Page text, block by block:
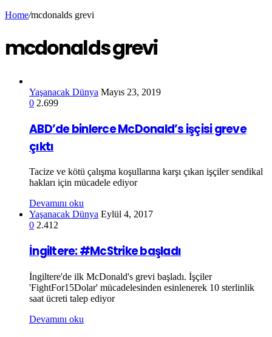
Home/mcdonalds grevi
mcdonalds grevi
Yaşanacak Dünya Mayıs 23, 2019
0 2.699
ABD’de binlerce McDonald’s işçisi greve
çıktı
Tacize ve kötü çalışma koşullarına karşı çıkan işçiler sendikal
hakları için mücadele ediyor
Devamını oku
Yaşanacak Dünya Eylül 4, 2017
0 2.412
İngiltere: #McStrike başladı
İngiltere'de ilk McDonald's grevi başladı. İşçiler
'FightFor15Dolar' mücadelesinden esinlenerek 10 sterlinlik
saat ücreti talep ediyor
Devamını oku